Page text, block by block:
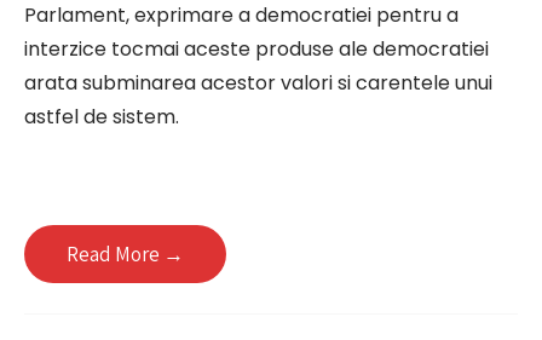
Parlament, exprimare a democratiei pentru a
interzice tocmai aceste produse ale democratiei
arata subminarea acestor valori si carentele unui
astfel de sistem.
Read More →